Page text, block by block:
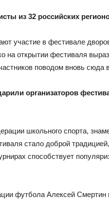
из 32 российских
участие в фестивале
на открытии фестиваля
поводом вновь сюда
организаторов
школьного спорта,
стало доброй
способствует
футбола Алексей Смертин